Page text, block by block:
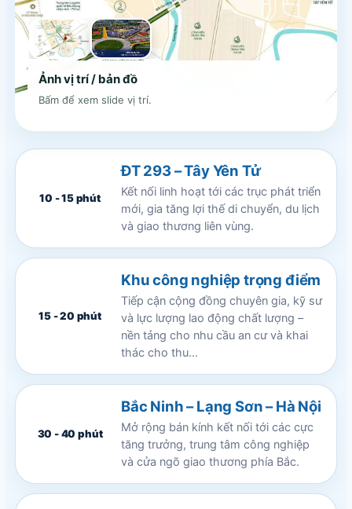
Ảnh vị trí / bản đồ
Bấm để xem slide vị trí.
10 - 15 phút
ĐT 293 – Tây Yên Tử
Kết nối linh hoạt tới các trục phát triển
mới, gia tăng lợi thế di chuyển, du lịch
và giao thương liên vùng.
15 - 20 phút
Khu công nghiệp trọng điểm
Tiếp cận cộng đồng chuyên gia, kỹ sư
và lực lượng lao động chất lượng –
nền tảng cho nhu cầu an cư và khai
thác cho thu…
30 - 40 phút
Bắc Ninh – Lạng Sơn – Hà Nội
Mở rộng bán kính kết nối tới các cực
tăng trưởng, trung tâm công nghiệp
và cửa ngõ giao thương phía Bắc.